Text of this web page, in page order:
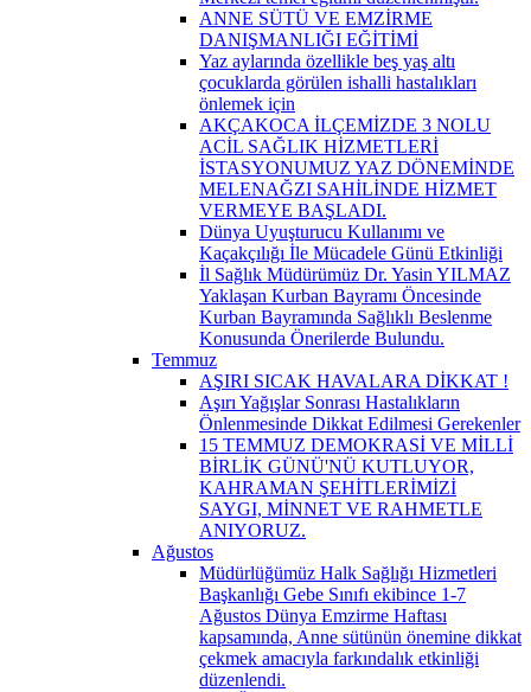
ANNE SÜTÜ VE EMZİRME
DANIŞMANLIĞI EĞİTİMİ
Yaz aylarında özellikle beş yaş altı
çocuklarda görülen ishalli hastalıkları
önlemek için
AKÇAKOCA İLÇEMİZDE 3 NOLU
ACİL SAĞLIK HİZMETLERİ
İSTASYONUMUZ YAZ DÖNEMİNDE
MELENAĞZI SAHİLİNDE HİZMET
VERMEYE BAŞLADI.
Dünya Uyuşturucu Kullanımı ve
Kaçakçılığı İle Mücadele Günü Etkinliği
İl Sağlık Müdürümüz Dr. Yasin YILMAZ
Yaklaşan Kurban Bayramı Öncesinde
Kurban Bayramında Sağlıklı Beslenme
Konusunda Önerilerde Bulundu.
Temmuz
AŞIRI SICAK HAVALARA DİKKAT !
Aşırı Yağışlar Sonrası Hastalıkların
Önlenmesinde Dikkat Edilmesi Gerekenler
15 TEMMUZ DEMOKRASİ VE MİLLİ
BİRLİK GÜNÜ'NÜ KUTLUYOR,
KAHRAMAN ŞEHİTLERİMİZİ
SAYGI, MİNNET VE RAHMETLE
ANIYORUZ.
Ağustos
Müdürlüğümüz Halk Sağlığı Hizmetleri
Başkanlığı Gebe Sınıfı ekibince 1-7
Ağustos Dünya Emzirme Haftası
kapsamında, Anne sütünün önemine dikkat
çekmek amacıyla farkındalık etkinliği
düzenlendi.